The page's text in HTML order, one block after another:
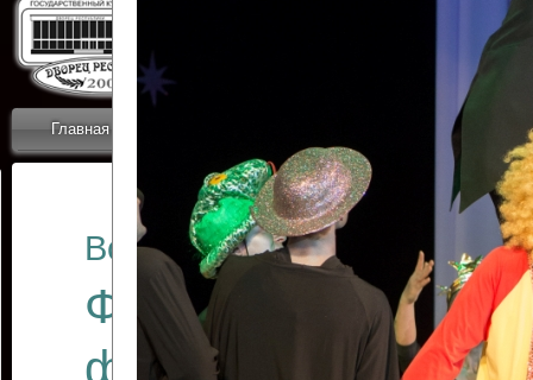
Главная Новости
ОТЧЕТЫ ГКЦ
Все отчеты
Финал
фестиваля